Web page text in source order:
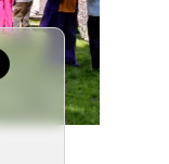
Doneren